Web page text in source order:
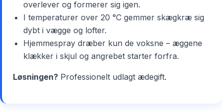
overlever og formerer sig igen.
I temperaturer over 20 °C gemmer skægkræ sig
dybt i vægge og lofter.
Hjemmespray dræber kun de voksne – æggene
klækker i skjul og angrebet starter forfra.
Løsningen? Professionelt udlagt ædegift.